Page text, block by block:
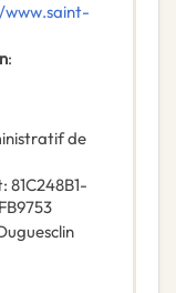
:
de
: 81C248B1-